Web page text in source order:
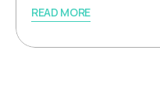
READ MORE